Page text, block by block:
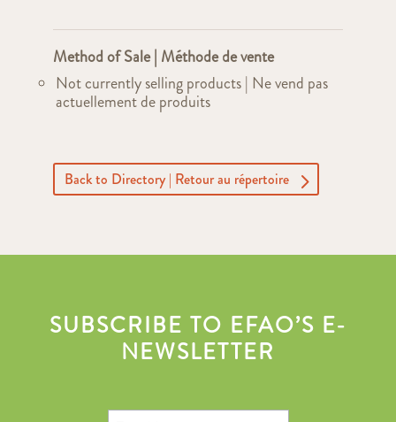
Method of Sale | Méthode de vente
Not currently selling products | Ne vend pas
actuellement de produits
Back to Directory | Retour au répertoire
SUBSCRIBE TO EFAO’S E-
NEWSLETTER